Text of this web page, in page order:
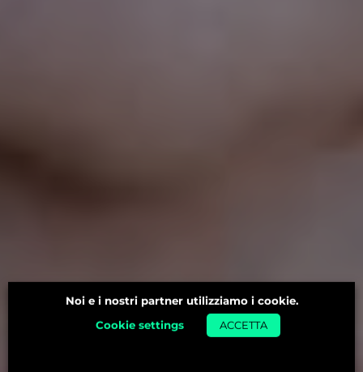
Noi e i nostri partner utilizziamo i cookie.
Cookie settings
ACCETTA